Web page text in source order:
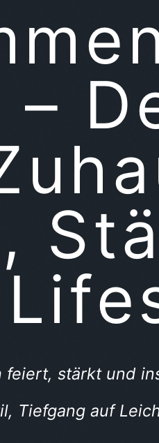
stärkt und
Tiefgang auf